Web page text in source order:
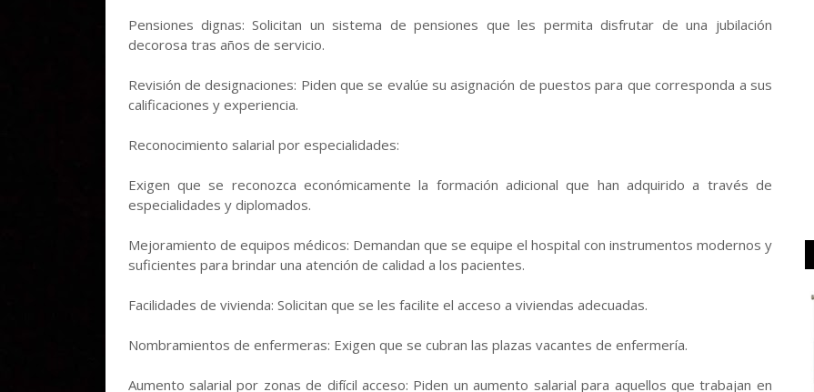
Pensiones dignas: Solicitan un sistema de pensiones que les permita disfrutar de una jubilación
decorosa tras años de servicio.
Revisión de designaciones: Piden que se evalúe su asignación de puestos para que corresponda a sus
calificaciones y experiencia.
Reconocimiento salarial por especialidades:
Exigen que se reconozca económicamente la formación adicional que han adquirido a través de
especialidades y diplomados.
Mejoramiento de equipos médicos: Demandan que se equipe el hospital con instrumentos modernos y
suficientes para brindar una atención de calidad a los pacientes.
Facilidades de vivienda: Solicitan que se les facilite el acceso a viviendas adecuadas.
Nombramientos de enfermeras: Exigen que se cubran las plazas vacantes de enfermería.
Aumento salarial por zonas de difícil acceso: Piden un aumento salarial para aquellos que trabajan en